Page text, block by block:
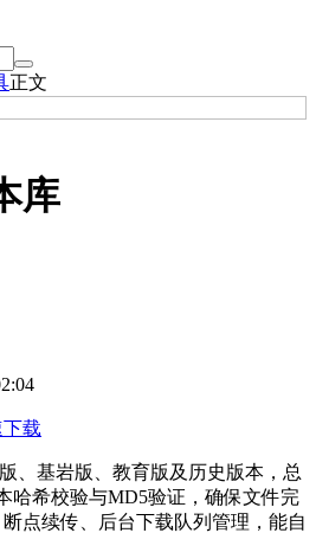
正文
库
载
、基岩版、教育版及历史版本，总
哈希校验与MD5验证，确保文件完
点续传、后台下载队列管理，能自